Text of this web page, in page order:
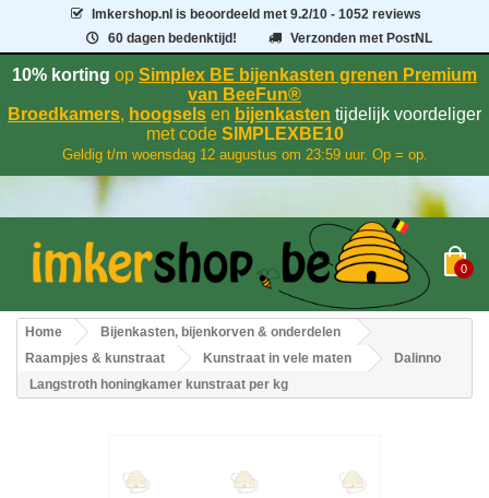
Imkershop.nl is beoordeeld met9.2/10 - 1052 reviews
60 dagen bedenktijd!
Verzonden met PostNL
10% korting op Simplex BE bijenkasten grenen Premium
van BeeFun®
Broedkamers, hoogsels en bijenkasten tijdelijk voordeliger
met codeSIMPLEXBE10
Geldig t/m woensdag 12 augustus om 23:59 uur. Op = op.
0
Home
Bijenkasten, bijenkorven & onderdelen
Raampjes & kunstraat
Kunstraat in vele maten
Dalinno
Langstroth honingkamer kunstraat per kg